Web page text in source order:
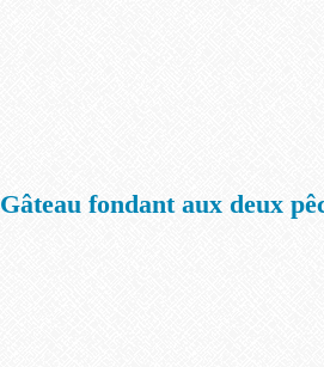
Gâteau fondant aux deux